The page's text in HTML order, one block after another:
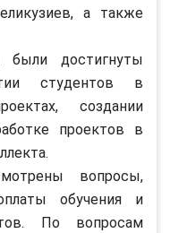
а также
достигнуты
студентов в
создании
проектов в
вопросы,
обучения и
По вопросам